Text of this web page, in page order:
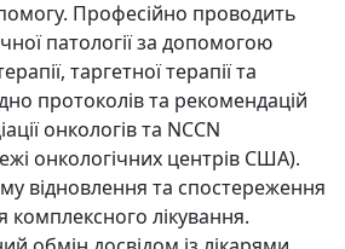
Професійно проводить
патології за допомогою
таргетної терапії та
протоколів та рекомендацій
онкологів та NCCN
онкологічних центрів США).
відновлення та спостереження
комплексного лікування.